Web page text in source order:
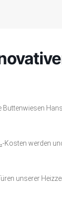
Kosten werden
unserer